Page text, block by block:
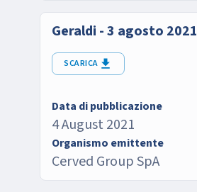
Geraldi - 3 agosto 2021
SCARICA
Data di pubblicazione
4 August 2021
Organismo emittente
Cerved Group SpA